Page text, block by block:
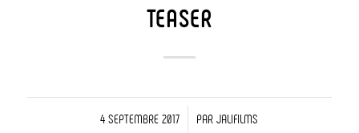
TEASER
4 SEPTEMBRE 2017
/ PARJALIFILMS